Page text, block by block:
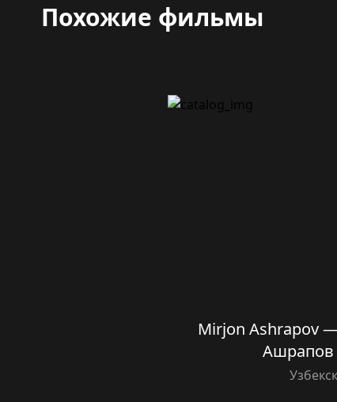
Похожие фильмы
Mirjon Ashrapov